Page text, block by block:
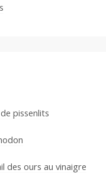
pissenlits
des ours au vinaigre